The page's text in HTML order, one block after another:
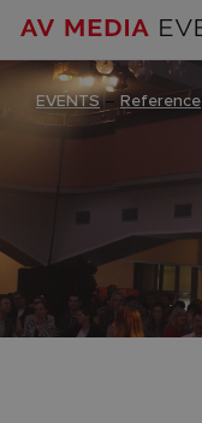
EVENTS–Reference